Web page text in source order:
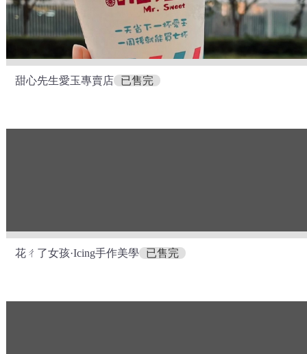
甜心先生愛玉專賣店 已售完
花ㄔ了女孩·Icing手作美學 已售完